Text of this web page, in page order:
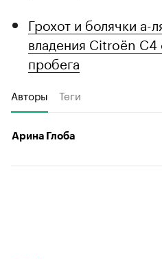
Грохот и болячки а-
владения Citroёn
пробега
Авторы Теги
Арина Глоба